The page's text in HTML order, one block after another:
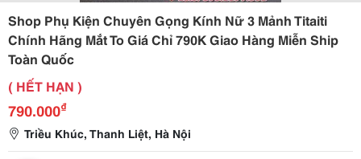
Shop Phụ Kiện Chuyên Gọng Kính Nữ 3 Mảnh Titaiti
Chính Hãng Mắt To Giá Chỉ 790K Giao Hàng Miễn Ship
Toàn Quốc
( HẾT HẠN )
790.000₫
Triều Khúc, Thanh Liệt, Hà Nội